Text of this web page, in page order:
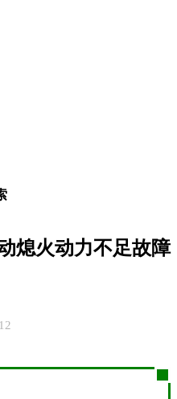
熄火动力不足故障